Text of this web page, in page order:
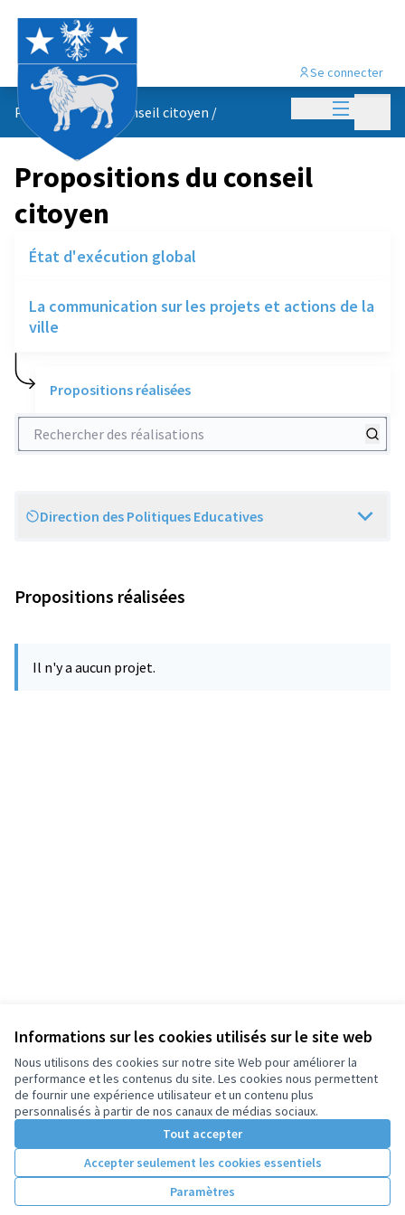
Informations sur les cookies utilisés sur le site web
Nous utilisons des cookies sur notre site Web pour améliorer la
performance et les contenus du site. Les cookies nous permettent
de fournir une expérience utilisateur et un contenu plus
personnalisés à partir de nos canaux de médias sociaux.
Tout accepter
Accepter seulement les cookies essentiels
Paramètres
Menu
Se connecter
Propositions du conseil citoyen /
Propositions du conseil
citoyen
État d'exécution global
La communication sur les projets et actions de la
ville
Propositions réalisées
Rechercher des réalisations
Scope
Direction des Politiques Educatives
Propositions réalisées
Il n'y a aucun projet.